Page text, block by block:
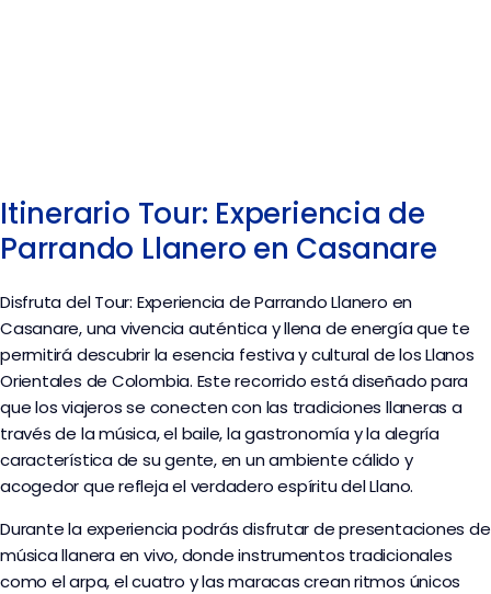
Itinerario Tour: Experiencia de
Parrando Llanero en Casanare
Disfruta del Tour: Experiencia de Parrando Llanero en
Casanare, una vivencia auténtica y llena de energía que te
permitirá descubrir la esencia festiva y cultural de los Llanos
Orientales de Colombia. Este recorrido está diseñado para
que los viajeros se conecten con las tradiciones llaneras a
través de la música, el baile, la gastronomía y la alegría
característica de su gente, en un ambiente cálido y
acogedor que refleja el verdadero espíritu del Llano.
Durante la experiencia podrás disfrutar de presentaciones de
música llanera en vivo, donde instrumentos tradicionales
como el arpa, el cuatro y las maracas crean ritmos únicos